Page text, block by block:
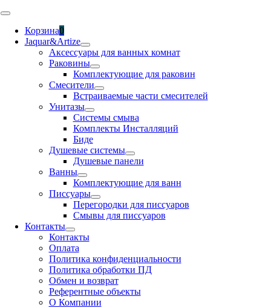
Skip
content
Toggle
NavigationКорзина0
Jaquar&Artize
Аксессуары для ванных комнат
Раковины
Комплектующие для раковин
Смесители
Встраиваемые части смесителей
Унитазы
Системы смыва
Комплекты Инсталляций
Биде
Душевые системы
Душевые панели
Ванны
Комплектующие для ванн
Писсуары
Перегородки для писсуаров
Смывы для писсуаров
Контакты
Контакты
Оплата
Политика конфиденциальности
Политика обработки ПД
Обмен и возврат
Референтные объекты
О Компании